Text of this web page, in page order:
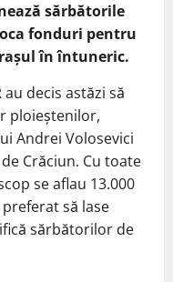
sărbătorile
fonduri pentru
în întuneric.
au decis astăzi să
ploieștenilor,
Andrei Volosevici
Crăciun. Cu toate
se aflau 13.000
să lase
sărbătorilor de